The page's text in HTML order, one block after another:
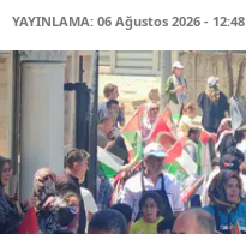
YAYINLAMA: 06 Ağustos 2026 - 12:48